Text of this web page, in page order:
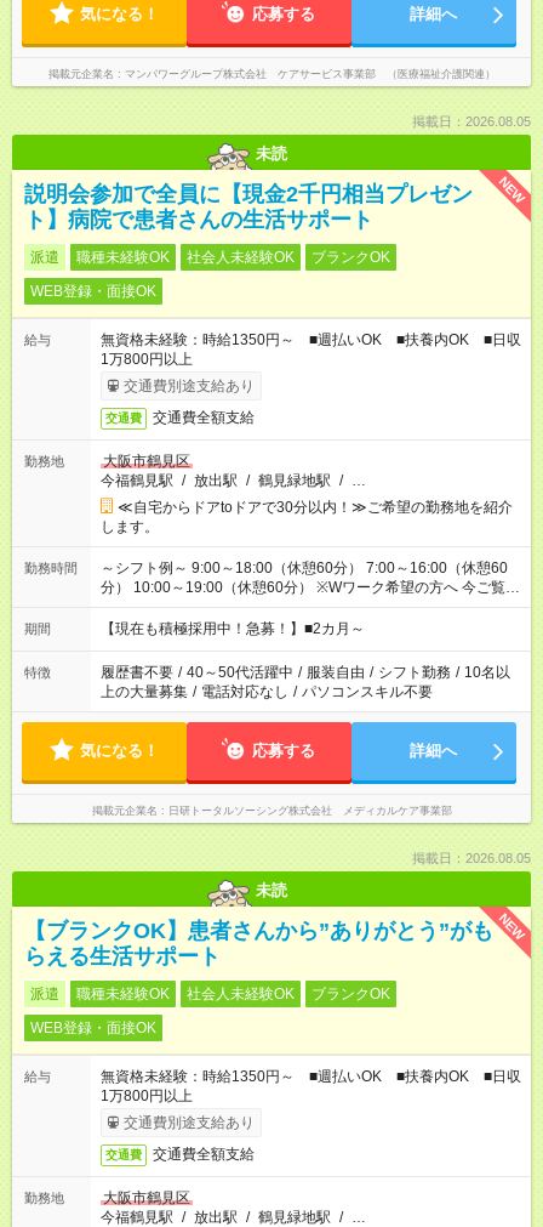
気になる！ 応募する 詳細へ
掲載元企業名 マンパワーグループ株式会社 ケアサービス事業部 （医療福祉介護関連）
掲載日：2026.08.05
未読
NEW
説明会参加で全員に【現金2千円相当プレゼン
ト】病院で患者さんの生活サポート
派遣 職種未経験OK 社会人未経験OK
ブランクOK
WEB登録・面接OK
給与
無資格未経験：時給1350円～ ■週払いOK ■扶養内OK ■日収
1万800円以上
交通費別途支給あり
交通費 交通費全額支給
勤務地
大阪市鶴見区
今福鶴見駅 / 放出駅 / 鶴見緑地駅 / …
≪自宅からドアtoドアで30分以内！≫ご希望の勤務地を紹介
します。
勤務時間
～シフト例～ 9:00～18:00（休憩60分） 7:00～16:00（休憩60
分） 10:00～19:00（休憩60分） ※Wワーク希望の方へ 今ご覧の
お仕事で希望する勤務時間と、もう1つのお仕事の勤務時間の合
計が 週40時間を超えなければOKです。
期間 【現在も積極採用中！急募！】■2カ月～
特徴 履歴書不要 / 40～50代活躍中 / 服装自由 / シフト勤務 / 10名以
上の大量募集 / 電話対応なし / パソコンスキル不要
気になる！ 応募する 詳細へ
掲載元企業名 日研トータルソーシング株式会社 メディカルケア事業部
掲載日：2026.08.05
未読
NEW
【ブランクOK】患者さんから”ありがとう”がも
らえる生活サポート
派遣 職種未経験OK 社会人未経験OK
ブランクOK
WEB登録・面接OK
給与
無資格未経験：時給1350円～ ■週払いOK ■扶養内OK ■日収
1万800円以上
交通費別途支給あり
交通費 交通費全額支給
勤務地
大阪市鶴見区
今福鶴見駅 / 放出駅 / 鶴見緑地駅 / …